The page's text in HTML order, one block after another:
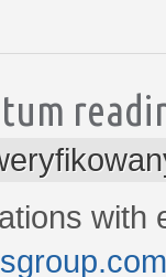
with